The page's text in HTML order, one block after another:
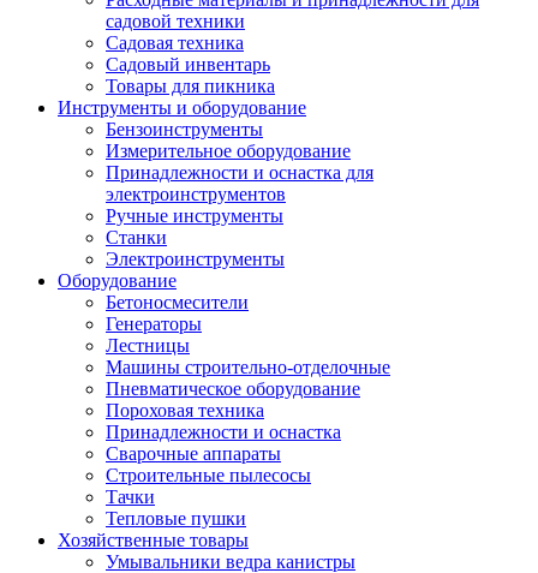
садовой техники
Садовая техника
Садовый инвентарь
Товары для пикника
Инструменты и оборудование
Бензоинструменты
Измерительное оборудование
Принадлежности и оснастка для
электроинструментов
Ручные инструменты
Станки
Электроинструменты
Оборудование
Бетоносмесители
Генераторы
Лестницы
Машины строительно-отделочные
Пневматическое оборудование
Пороховая техника
Принадлежности и оснастка
Сварочные аппараты
Строительные пылесосы
Тачки
Тепловые пушки
Хозяйственные товары
Умывальники ведра канистры